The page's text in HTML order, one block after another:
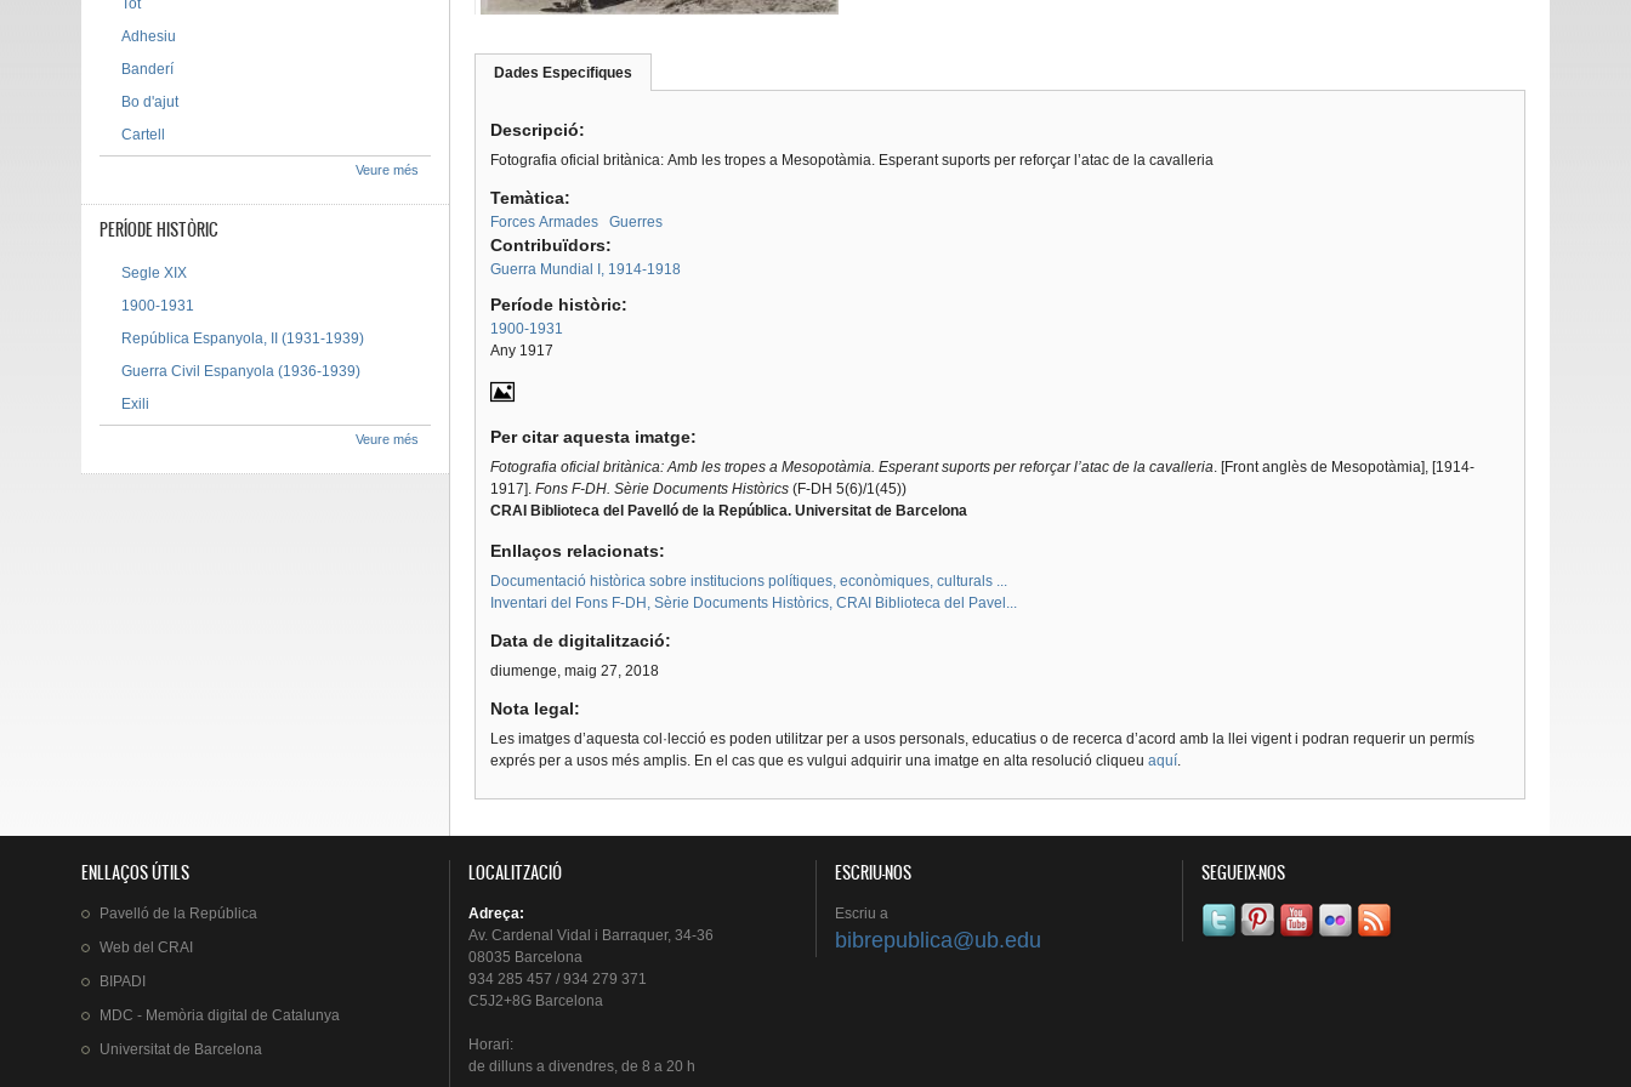
Dades Especifiques
activa)
Descripció:
Fotografia oficial britànica: Amb les tropes a Mesopotàmia. Esperant suports per reforçar l’atac de la cavalleria
Temàtica:
Forces Armades Guerres
Contribuïdors:
Guerra Mundial I, 1914-1918
Període històric:
1900-1931
Any 1917
Per citar aquesta imatge:
Fotografia oficial britànica: Amb les tropes a Mesopotàmia. Esperant suports per reforçar l’atac de la cavalleria. [Front anglès de Mesopotàmia], [1914-
1917]. Fons F-DH. Sèrie Documents Històrics(F-DH 5(6)/1(45))
CRAI Biblioteca del Pavelló de la República. Universitat de Barcelona
Enllaços relacionats:
Documentació històrica sobre institucions polítiques, econòmiques, culturals ...
Inventari del Fons F-DH, Sèrie Documents Històrics, CRAI Biblioteca del Pavel...
Data de digitalització:
diumenge, maig 27, 2018
Nota legal:
Les imatges d’aquesta col·lecció es poden utilitzar per a usos personals, educatius o de recerca d’acord amb la llei vigent i podran requerir un permís
exprés per a usos més amplis. En el cas que es vulgui adquirir una imatge en alta resolució cliqueu aquí.
Tot
Adhesiu
Banderí
Bo d'ajut
Cartell
Veure més
PERÍODE HISTÒRIC
Segle XIX
1900-1931
República Espanyola, II (1931-1939)
Guerra Civil Espanyola (1936-1939)
Exili
Veure més
ENLLAÇOS ÚTILS
Pavelló de la República
Web delCRAI
BIPADI
MDC - Memòria digital de Catalunya
Universitat de Barcelona
LOCALITZACIÓ
Adreça:
Av. Cardenal Vidal i Barraquer, 34-36
08035 Barcelona
934 285 457 / 934 279 371
C5J2+8G Barcelona
Horari:
de dillunsa divendres, de 8 a 20 h
ESCRIU-NOS
Escriu a
bibrepublica@ub.edu
SEGUEIX-NOS